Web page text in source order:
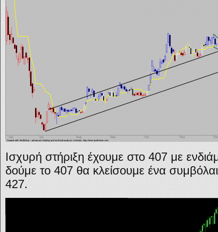
Ισχυρή στήριξη έχουμε στο 407 με
δούμε το 407 θα κλείσουμε ένα
427.